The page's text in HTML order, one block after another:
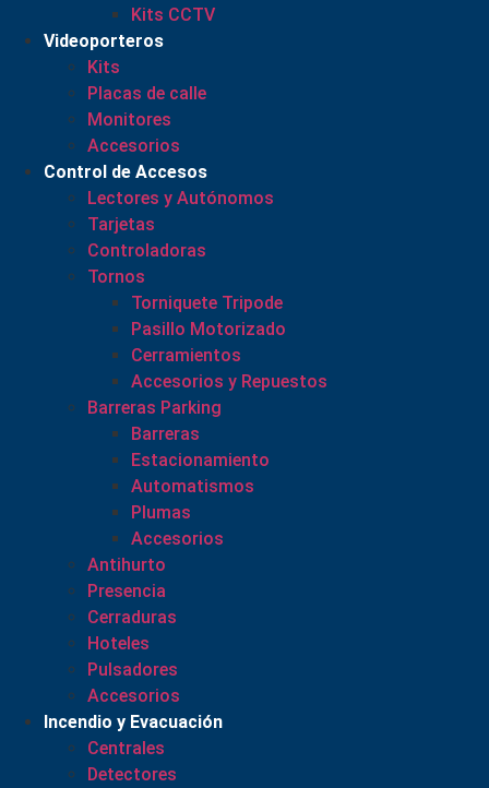
Kits CCTV
Videoporteros
Kits
Placas de calle
Monitores
Accesorios
Control de Accesos
Lectores y Autónomos
Tarjetas
Controladoras
Tornos
Torniquete Tripode
Pasillo Motorizado
Cerramientos
Accesorios y Repuestos
Barreras Parking
Barreras
Estacionamiento
Automatismos
Plumas
Accesorios
Antihurto
Presencia
Cerraduras
Hoteles
Pulsadores
Accesorios
Incendio y Evacuación
Centrales
Detectores